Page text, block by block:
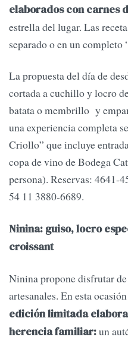
elaborados con carnes
estrella del lugar. Las
separado o en un
La propuesta del día de
cortada a cuchillo y locro
batata o membrillo y
una experiencia completa
Criollo” que incluye
copa de vino de Bodega
persona). Reservas: 4641-
54 11 3880-6689.
Ninina: guiso, locro
croissant
Ninina propone disfrutar
artesanales. En esta
edición limitada
herencia familiar:un